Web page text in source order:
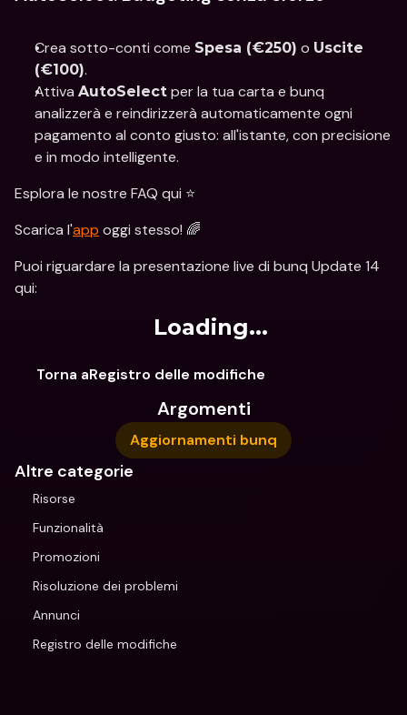
Crea sotto-conti come Spesa (€250) o Uscite
(€100).
Attiva AutoSelect per la tua carta e bunq
analizzerà e reindirizzerà automaticamente ogni
pagamento al conto giusto: all'istante, con precisione
e in modo intelligente.
Esplora le nostre FAQ qui ⭐️
Scarica l'app oggi stesso! 🌈
Puoi riguardare la presentazione live di bunq Update 14
qui:
Loading...
Torna aRegistro delle modifiche
Argomenti
Aggiornamenti bunq
Altre categorie
Risorse
Funzionalità
Promozioni
Risoluzione dei problemi
Annunci
Registro delle modifiche